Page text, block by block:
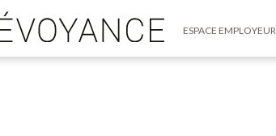
ESPACE EMPLOYEUR